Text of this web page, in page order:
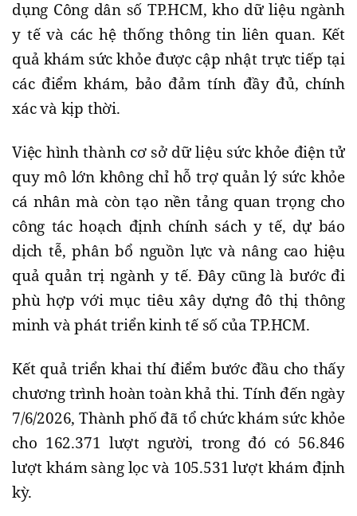
dụng Công dân số TP.HCM, kho dữ liệu ngành
y tế và các hệ thống thông tin liên quan. Kết
quả khám sức khỏe được cập nhật trực tiếp tại
các điểm khám, bảo đảm tính đầy đủ, chính
xác và kịp thời.
Việc hình thành cơ sở dữ liệu sức khỏe điện tử
quy mô lớn không chỉ hỗ trợ quản lý sức khỏe
cá nhân mà còn tạo nền tảng quan trọng cho
công tác hoạch định chính sách y tế, dự báo
dịch tễ, phân bổ nguồn lực và nâng cao hiệu
quả quản trị ngành y tế. Đây cũng là bước đi
phù hợp với mục tiêu xây dựng đô thị thông
minh và phát triển kinh tế số của TP.HCM.
Kết quả triển khai thí điểm bước đầu cho thấy
chương trình hoàn toàn khả thi. Tính đến ngày
7/6/2026, Thành phố đã tổ chức khám sức khỏe
cho 162.371 lượt người, trong đó có 56.846
lượt khám sàng lọc và 105.531 lượt khám định
kỳ.